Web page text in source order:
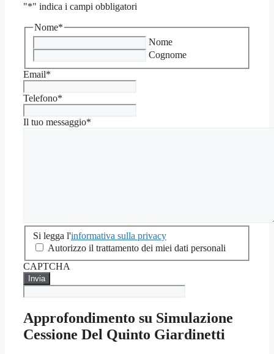
"*" indica i campi obbligatori
Nome*
Nome
Cognome
Email*
Telefono*
Il tuo messaggio*
Si
legga
sulla
privacy
Si legga l'informativa sulla privacy
Autorizzo il trattamento dei miei dati personali
CAPTCHA
Approfondimento su Simulazione
Cessione Del Quinto Giardinetti